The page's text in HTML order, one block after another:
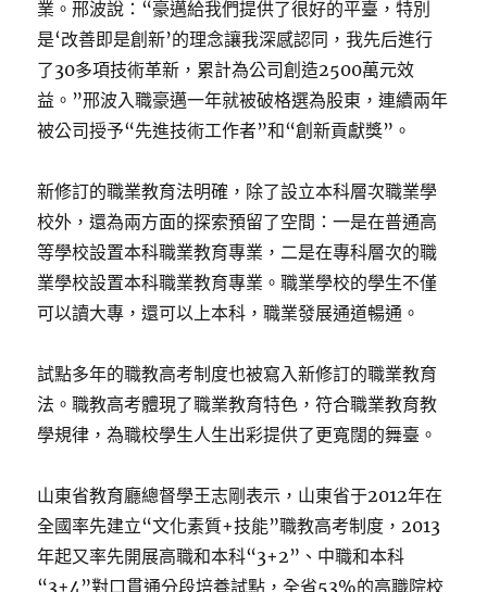
業。邢波說：“豪邁給我們提供了很好的平臺，特別
是‘改善即是創新’的理念讓我深感認同，我先后進行
了30多項技術革新，累計為公司創造2500萬元效
益。”邢波入職豪邁一年就被破格選為股東，連續兩年
被公司授予“先進技術工作者”和“創新貢獻獎”。
新修訂的職業教育法明確，除了設立本科層次職業學
校外，還為兩方面的探索預留了空間：一是在普通高
等學校設置本科職業教育專業，二是在專科層次的職
業學校設置本科職業教育專業。職業學校的學生不僅
可以讀大專，還可以上本科，職業發展通道暢通。
試點多年的職教高考制度也被寫入新修訂的職業教育
法。職教高考體現了職業教育特色，符合職業教育教
學規律，為職校學生人生出彩提供了更寬闊的舞臺。
山東省教育廳總督學王志剛表示，山東省于2012年在
全國率先建立“文化素質+技能”職教高考制度，2013
年起又率先開展高職和本科“3+2”、中職和本科
“3+4”對口貫通分段培養試點，全省53%的高職院校